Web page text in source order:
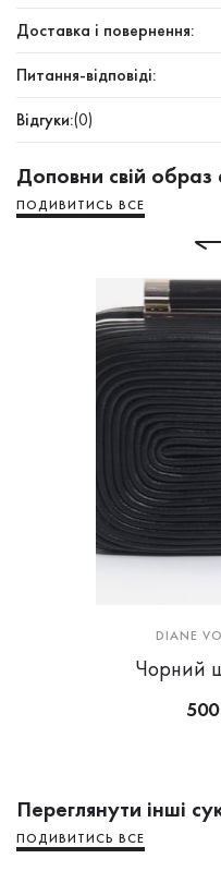
Доставка і повернення:
Питання-відповіді:
Відгуки:(0)
Доповни свій
ПОДИВИТИСЬ ВСЕ
DIANE
Чорний
500
Переглянути інші
ПОДИВИТИСЬ ВСЕ